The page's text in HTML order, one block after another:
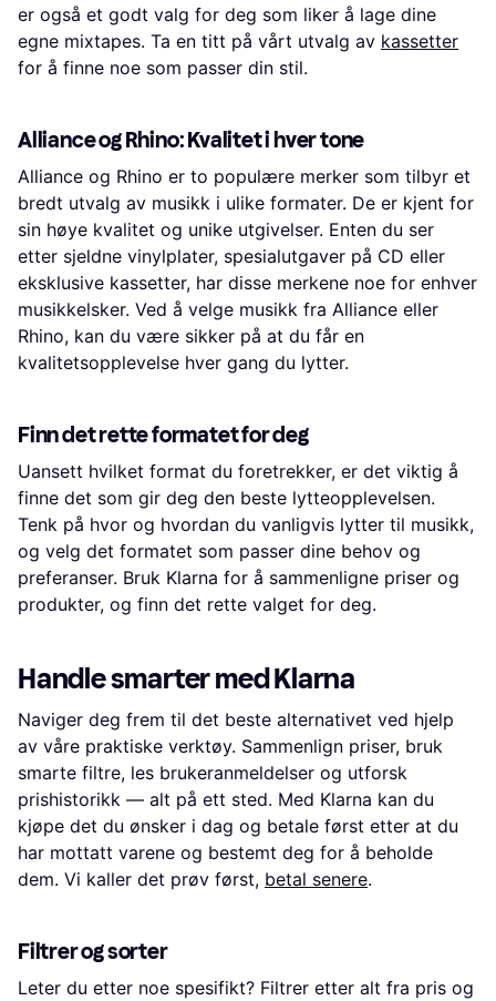
er også et godt valg for deg som liker å lage dine
egne mixtapes. Ta en titt på vårt utvalg av kassetter
for å finne noe som passer din stil.
Alliance og Rhino: Kvalitet i hver tone
Alliance og Rhino er to populære merker som tilbyr et
bredt utvalg av musikk i ulike formater. De er kjent for
sin høye kvalitet og unike utgivelser. Enten du ser
etter sjeldne vinylplater, spesialutgaver på CD eller
eksklusive kassetter, har disse merkene noe for enhver
musikkelsker. Ved å velge musikk fra Alliance eller
Rhino, kan du være sikker på at du får en
kvalitetsopplevelse hver gang du lytter.
Finn det rette formatet for deg
Uansett hvilket format du foretrekker, er det viktig å
finne det som gir deg den beste lytteopplevelsen.
Tenk på hvor og hvordan du vanligvis lytter til musikk,
og velg det formatet som passer dine behov og
preferanser. Bruk Klarna for å sammenligne priser og
produkter, og finn det rette valget for deg.
Handle smarter med Klarna
Naviger deg frem til det beste alternativet ved hjelp
av våre praktiske verktøy. Sammenlign priser, bruk
smarte filtre, les brukeranmeldelser og utforsk
prishistorikk — alt på ett sted. Med Klarna kan du
kjøpe det du ønsker i dag og betale først etter at du
har mottatt varene og bestemt deg for å beholde
dem. Vi kaller det prøv først, betal senere.
Filtrer og sorter
Leter du etter noe spesifikt? Filtrer etter alt fra pris og